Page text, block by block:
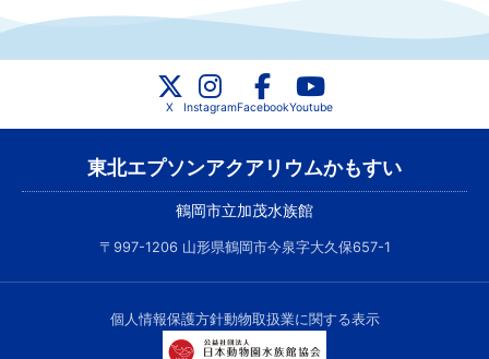
送
X InstagramFacebookYoutube
東北エプソンアクアリウムかもすい
鶴岡市立加茂水族館
〒997-1206 山形県鶴岡市今泉字大久保657-1
個人情報保護方針動物取扱業に関する表示